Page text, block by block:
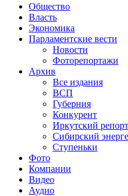
Общество
Власть
Экономика
Парламентские вести
Новости
Фоторепортажи
Архив
Все издания
ВСП
Губерния
Конкурент
Иркутский
Сибирский
Ступеньки
Фото
Компании
Видео
Аудио